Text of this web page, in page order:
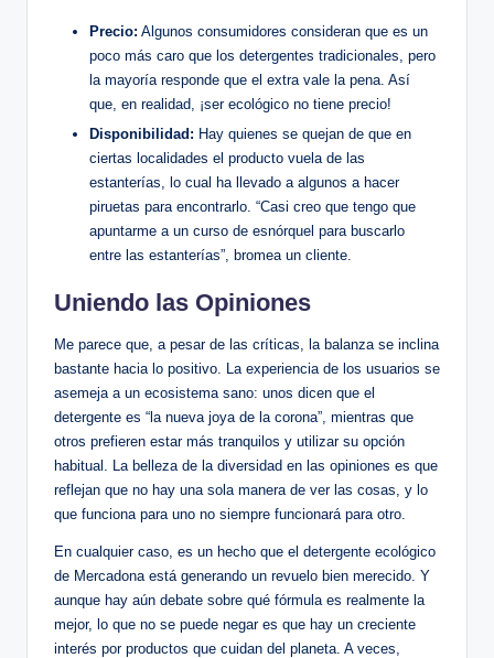
Precio: Algunos consumidores consideran que es un
poco más caro que los detergentes tradicionales, pero
la mayoría responde que el extra vale la pena. Así
que, en realidad, ¡ser ecológico no tiene precio!
Disponibilidad: Hay quienes se quejan de que en
ciertas localidades el producto vuela de las
estanterías, lo cual ha llevado a algunos a hacer
piruetas para encontrarlo. “Casi creo que tengo que
apuntarme a un curso de esnórquel para buscarlo
entre las estanterías”, bromea un cliente.
Uniendo las Opiniones
Me parece que, a pesar de las críticas, la balanza se inclina
bastante hacia lo positivo. La experiencia de los usuarios se
asemeja a un ecosistema sano: unos dicen que el
detergente es “la nueva joya de la corona”, mientras que
otros prefieren estar más tranquilos y utilizar su opción
habitual. La belleza de la diversidad en las opiniones es que
reflejan que no hay una sola manera de ver las cosas, y lo
que funciona para uno no siempre funcionará para otro.
En cualquier caso, es un hecho que el detergente ecológico
de Mercadona está generando un revuelo bien merecido. Y
aunque hay aún debate sobre qué fórmula es realmente la
mejor, lo que no se puede negar es que hay un creciente
interés por productos que cuidan del planeta. A veces,